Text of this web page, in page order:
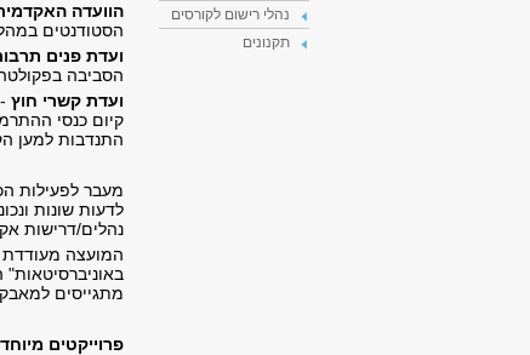
נהלי רישום לקורסים
תקנונים
הוועדה
הסטודנטים
ועדת פנים
הסביבה
ועדת קשרי חוץ
קיום כנסי
התנדבות למען
מעבר לפעילות
לדעות שונות
נהלים/דרישות
המועצה מעודדת
מתגייסים
פרוייקטים